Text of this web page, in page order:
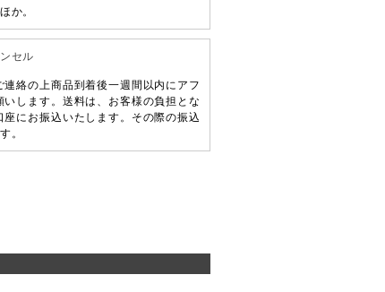
か。
セル
絡の上商品到着後一週間以内にアフ
します。送料は、お客様の負担とな
にお振込いたします。その際の振込
。